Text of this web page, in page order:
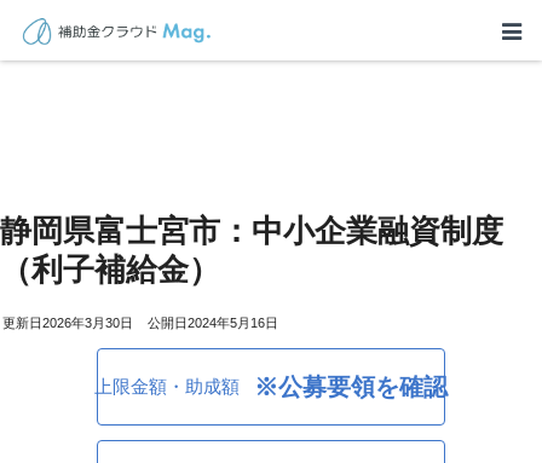
静岡県富士宮市：中小企業融資制度
（利子補給金）
2026年3月30日 2024年5月16日
上限金額・助成額 ※公募要領を確認